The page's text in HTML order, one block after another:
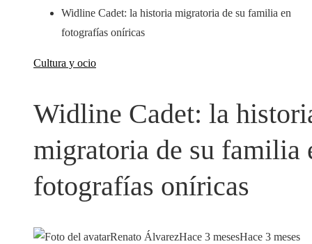
Widline Cadet: la historia migratoria de su familia en
fotografías oníricas
Cultura y ocio
Widline Cadet: la
migratoria de su familia
fotografías oníricas
Renato ÁlvarezHace 3 mesesHace 3 meses